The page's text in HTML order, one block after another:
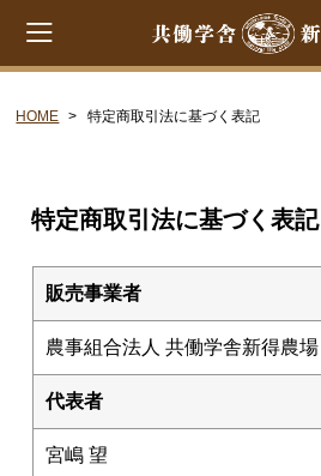
ラクレット
シントコ
笹ゆき
雪
HOME 特定商取引法に基づく表記
特定商取引法に基づく表記
販売事業者
農事組合法人 共働学舎新得農場
代表者
宮嶋 望